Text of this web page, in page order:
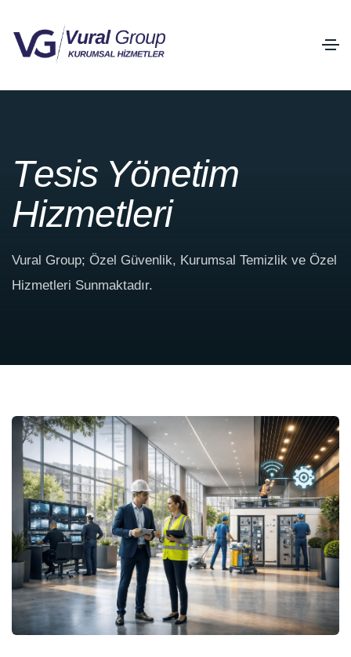
Tesis Yönetim
Hizmetleri
Vural Group; Özel Güvenlik, Kurumsal Temizlik ve Özel
Hizmetleri Sunmaktadır.